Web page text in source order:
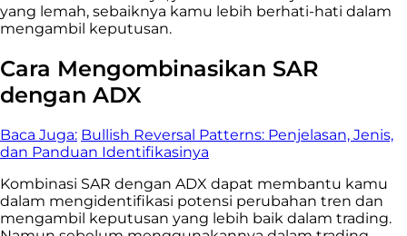
yang lemah, sebaiknya kamu lebih berhati-hati dalam
mengambil keputusan.
Cara Mengombinasikan SAR
dengan ADX
Baca Juga: Bullish Reversal Patterns: Penjelasan, Jenis,
dan Panduan Identifikasinya
Kombinasi SAR dengan ADX dapat membantu kamu
dalam mengidentifikasi potensi perubahan tren dan
mengambil keputusan yang lebih baik dalam trading.